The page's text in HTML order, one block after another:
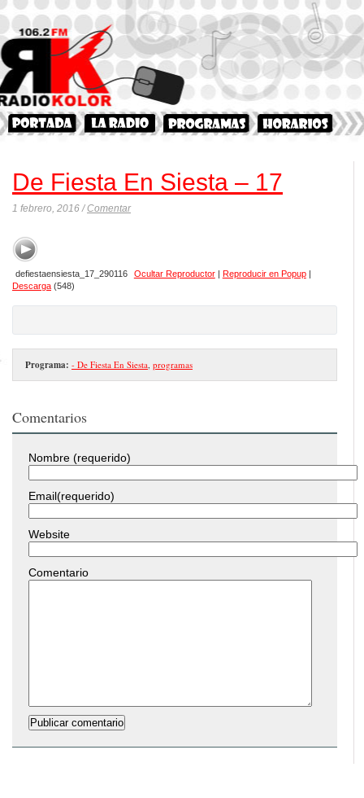
De Fiesta En Siesta – 17
1 febrero, 2016 /Comentar
defiestaensiesta_17_290116 Ocultar Reproductor| Reproducir en Popup|
Descarga (548)
Programa: - De Fiesta En Siesta programas
Comentarios
Nombre (requerido)
Email(requerido)
Website
Comentario